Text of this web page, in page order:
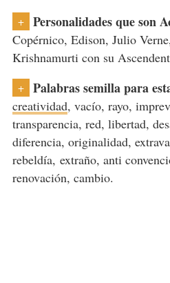
+ Personalidades que son
Copérnico, Edison, Julio
Krishnamurti con su
+ Palabras semilla para
creatividad, vacío, rayo,
transparencia, red, libertad,
diferencia, originalidad,
rebeldía, extraño, anti
renovación, cambio.